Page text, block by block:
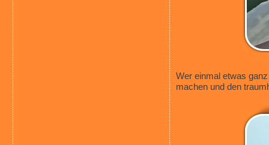
Wer einmal etwas
machen und den